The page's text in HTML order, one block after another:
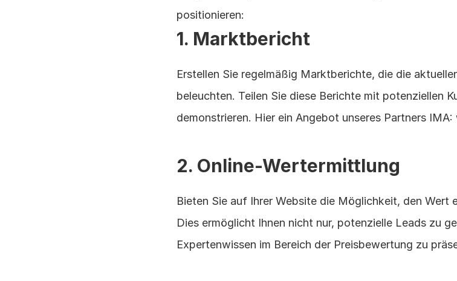
positionieren:
1. Marktbericht
Erstellen Sie regelmäßig Marktberichte, die die
beleuchten. Teilen Sie diese Berichte mit potenziellen
demonstrieren. Hier ein Angebot unseres Partners
2. Online-Wertermittlung
Bieten Sie auf Ihrer Website die Möglichkeit, den Wert
Dies ermöglicht Ihnen nicht nur, potenzielle Leads zu
Expertenwissen im Bereich der Preisbewertung zu